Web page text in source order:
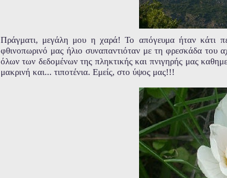
Πράγματι, μεγάλη μου η χαρά! Το απόγευμα ήταν κάτι
φθινοπωρινό μας ήλιο συναπαντιόταν με τη φρεσκάδα του
όλων των δεδομένων της πληκτικής και πνιγηρής μας
μακρινή και... τιποτένια. Εμείς, στο ύψος μας!!!